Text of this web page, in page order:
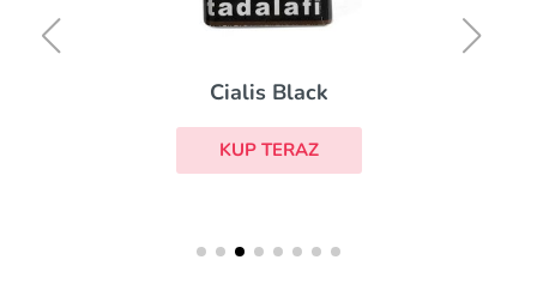
Cialis Black
KUP TERAZ